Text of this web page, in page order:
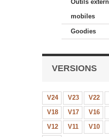
Outils
mobiles
Goodies
VERSIONS
V24 V23 V22
V18
V17 V16
V12
V11 V10